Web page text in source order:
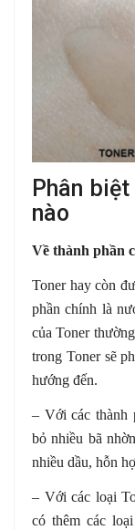
Phân
nào
Về thành phần
Toner hay còn
phần chính là
của Toner
trong Toner sẽ
hướng đến.
– Với các thành
bỏ nhiều bã
nhiều dầu, hỗn
– Với các loại
có thêm các